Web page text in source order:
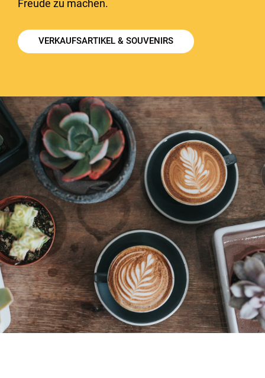
Freude zu machen.
VERKAUFSARTIKEL & SOUVENIRS